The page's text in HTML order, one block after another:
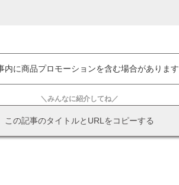
内に商品プロモーションを含む場合があります
＼みんなに紹介してね／
この記事のタイトルとURLをコピーする